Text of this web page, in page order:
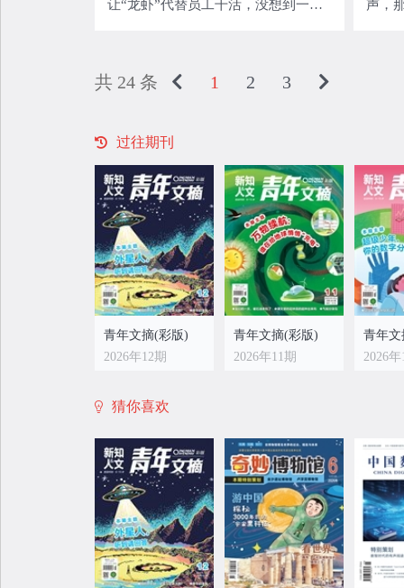
让“龙虾”代替员工干活，没想到一天
声，
共 24 条 1 2 3
过往期刊
青年文摘(彩版)
2026年12期
青年文摘(彩版)
2026年11期
青年
2026年
青年文摘(彩版)
2026年04期
青年文摘(彩版)
2026年03期
青年
2026年
猜你喜欢